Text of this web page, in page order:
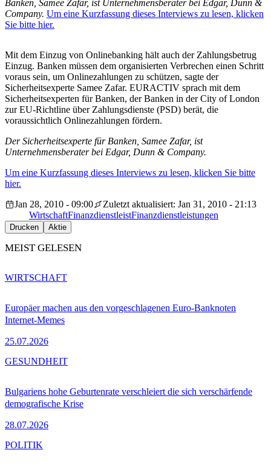
Banken, Samee Zafar, ist Unternehmensberater bei Edgar, Dunn &
Company. Um eine Kurzfassung dieses Interviews zu lesen, klicken
Sie bitte hier.
Mit dem Einzug von Onlinebanking hält auch der Zahlungsbetrug
Einzug. Banken müssen dem organisierten Verbrechen einen Schritt
voraus sein, um Onlinezahlungen zu schützen, sagte der
Sicherheitsexperte Samee Zafar. EURACTIV sprach mit dem
Sicherheitsexperten für Banken, der Banken in der City of London
zur EU-Richtline über Zahlungsdienste (PSD) berät, die
voraussichtlich Onlinezahlungen fördern.
Der Sicherheitsexperte für Banken, Samee Zafar, ist
Unternehmensberater bei Edgar, Dunn & Company.
Um eine Kurzfassung dieses Interviews zu lesen, klicken Sie bitte
hier.
Jan 28, 2010 - 09:00
Zuletzt aktualisiert: Jan 31, 2010 - 21:13
WirtschaftFinanzdienstleistFinanzdienstleistungen
Drucken Aktie
MEIST GELESEN
Europäer machen aus den vorgeschlagenen Euro-Banknoten
Internet-Memes
25.07.2026
WIRTSCHAFT
Bulgariens hohe Geburtenrate verschleiert die sich verschärfende
demografische Krise
28.07.2026
GESUNDHEIT
POLITIK